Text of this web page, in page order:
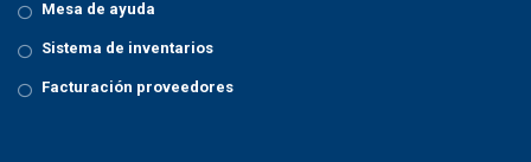
Mesa de ayuda
Sistema de inventarios
Facturación proveedores